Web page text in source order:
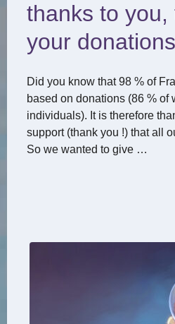
thanks to you,
your donations
Did you know that 98 % of
based on donations (86 % of
individuals). It is therefore
support (thank you !) that all
So we wanted to give …